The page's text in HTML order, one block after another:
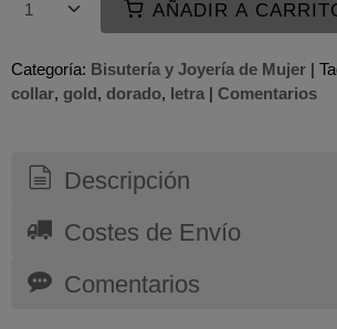
AÑADIR A
Categoría: Bisutería y Joyería de Mujer |
collar gold dorado letra | Comentarios
Descripción
Costes de Envío
Comentarios